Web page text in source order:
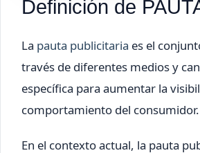
Definición de
La pauta publicitaria es el
través de diferentes medios y
específica para aumentar la
comportamiento del consumidor.
En el contexto actual, la pauta